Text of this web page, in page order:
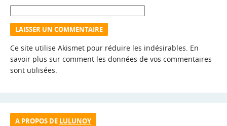
Ce site utilise Akismet pour réduire les indésirables. En
savoir plus sur comment les données de vos commentaires
sont utilisées.
A PROPOS DE LULUNOY